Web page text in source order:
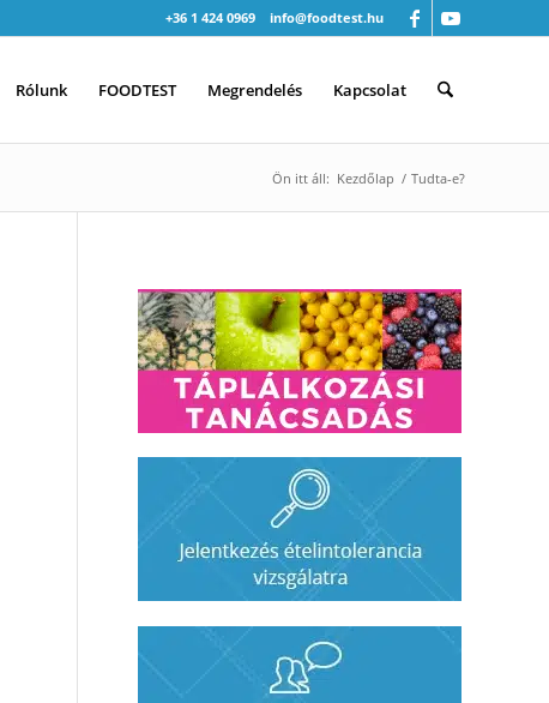
+36 1 424 0969 info@foodtest.hu
Rólunk FOODTEST Megrendelés Kapcsolat
Ön itt áll: Kezdőlap / Tudta-e?